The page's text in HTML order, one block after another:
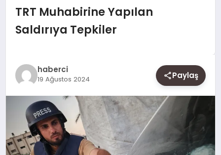
EKONOMI
GENEL
MAGAZIN
SAĞLIK
SIYASET
TRT Muhabirine Yapılan
Saldırıya Tepkiler
haberci
19 Ağustos 2024 Paylaş